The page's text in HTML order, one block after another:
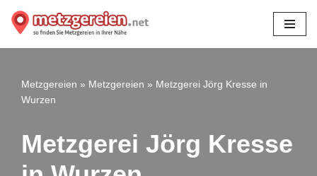
Zum
Metzgereien » Metzgereien » Metzgerei Jörg Kresse in
Wurzen
Metzgerei Jörg Kresse